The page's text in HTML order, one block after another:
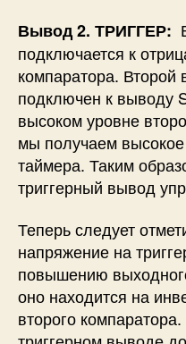
Вывод 2. ТРИГГЕР:
подключается к
компаратора. Второй
подключен к выводу
высоком уровне
мы получаем
таймера. Таким
триггерный вывод
Теперь следует
напряжение на
повышению
оно находится на
второго